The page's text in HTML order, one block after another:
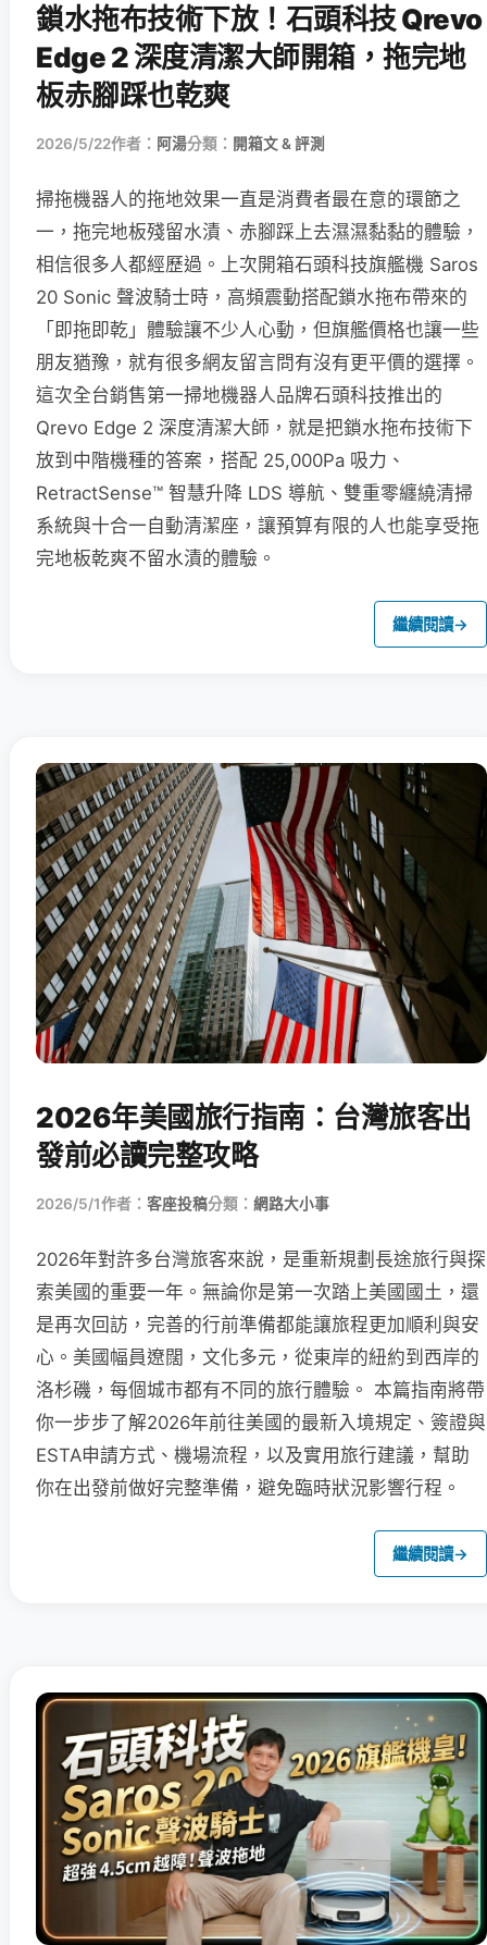
鎖水拖布技術下放！石頭科技 Qrevo
Edge 2 深度清潔大師開箱，拖完地
板赤腳踩也乾爽
2026/5/22作者： 阿湯分類： 開箱文 & 評測
掃拖機器人的拖地效果一直是消費者最在意的環節之
一，拖完地板殘留水漬、赤腳踩上去濕濕黏黏的體驗，
相信很多人都經歷過。上次開箱石頭科技旗艦機 Saros
20 Sonic 聲波騎士時，高頻震動搭配鎖水拖布帶來的
「即拖即乾」體驗讓不少人心動，但旗艦價格也讓一些
朋友猶豫，就有很多網友留言問有沒有更平價的選擇。
這次全台銷售第一掃地機器人品牌石頭科技推出的
Qrevo Edge 2 深度清潔大師，就是把鎖水拖布技術下
放到中階機種的答案，搭配 25,000Pa 吸力、
RetractSense™ 智慧升降 LDS 導航、雙重零纏繞清掃
系統與十合一自動清潔座，讓預算有限的人也能享受拖
完地板乾爽不留水漬的體驗。
繼續閱讀→
2026年美國旅行指南：台灣旅客出
發前必讀完整攻略
2026/5/1作者： 客座投稿分類： 網路大小事
2026年對許多台灣旅客來說，是重新規劃長途旅行與探
索美國的重要一年。無論你是第一次踏上美國國土，還
是再次回訪，完善的行前準備都能讓旅程更加順利與安
心。美國幅員遼闊，文化多元，從東岸的紐約到西岸的
洛杉磯，每個城市都有不同的旅行體驗。 本篇指南將帶
你一步步了解2026年前往美國的最新入境規定、簽證與
ESTA申請方式、機場流程，以及實用旅行建議，幫助
你在出發前做好完整準備，避免臨時狀況影響行程。
繼續閱讀→